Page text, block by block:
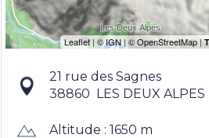
21 rue des Sagnes
38860 LES DEUX ALPES
Altitude : 1650 m